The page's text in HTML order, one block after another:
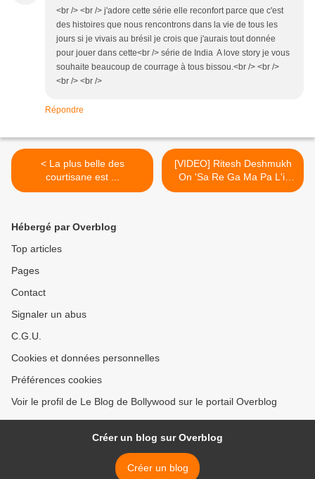
<br /> <br /> j'adore cette série elle reconfort parce que c'est
des histoires que nous rencontrons dans la vie de tous les
jours si je vivais au brésil je crois que j'aurais tout donnée
pour jouer dans cette<br /> série de India A love story je vous
souhaite beaucoup de courrage à tous bissou.<br /> <br />
<br /> <br />
Répondre
< La plus belle des
courtisane est ...
[VIDEO] Ritesh Deshmukh
On 'Sa Re Ga Ma Pa L'il
Champs' >
Hébergé par Overblog
Top articles
Pages
Contact
Signaler un abus
C.G.U.
Cookies et données personnelles
Préférences cookies
Voir le profil de Le Blog de Bollywood sur le portail Overblog
Créer un blog sur Overblog
Créer un blog